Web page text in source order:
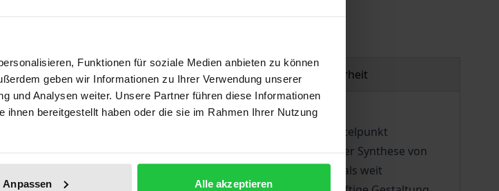
Funktionen für soziale Medien anbieten zu können
geben wir Informationen zu Ihrer Verwendung unserer
und Analysen weiter. Unsere Partner führen diese Informationen
bereitgestellt haben oder die sie im Rahmen Ihrer Nutzung
Anpassen Alle akzeptieren
Angaben Produktsicherheit
des wirtschaftsrelevanten Privatrechts. In den Mittelpunkt
des sich herausbildenden »Europäischen Privatrechts« als einer Synthese von
speziell auch für den kartengesteuerten Zahlungsverkehr als weit